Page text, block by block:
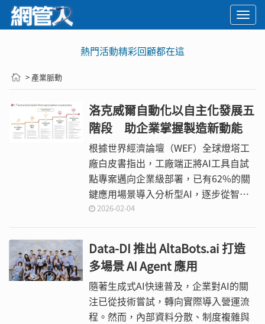
熱門活動精彩回顧都在這
> 產業脈動
洛克威爾自動化以自主化發展五
階段 助企業掌握製造新動能
根據世界經濟論壇（WEF）全球燈塔工
廠白皮書指出，工廠端正將AI工具自試
點專案邁向企業級部署，已有62%的關
鍵應用場景導入分析型AI，逐步從智慧
工廠進化為「認知型網路」，實現更敏
2026-02-04
Data-DI 推出 AltaBots.ai 打造
多場景 AI Agent 應用
隨著生成式AI快速普及，企業對AI的關
注已從技術嘗試，轉向實際導入營運流
程。然而，內部資料分散、制度複雜與